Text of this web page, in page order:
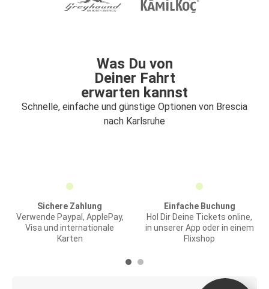
Was Du von
Deiner Fahrt
erwarten kannst
Schnelle, einfache und günstige Optionen von Brescia
nach Karlsruhe
Sichere Zahlung
Verwende Paypal, ApplePay,
Visa und internationale
Karten
Einfache Buchung
Hol Dir Deine Tickets online,
in unserer App oder in einem
Flixshop